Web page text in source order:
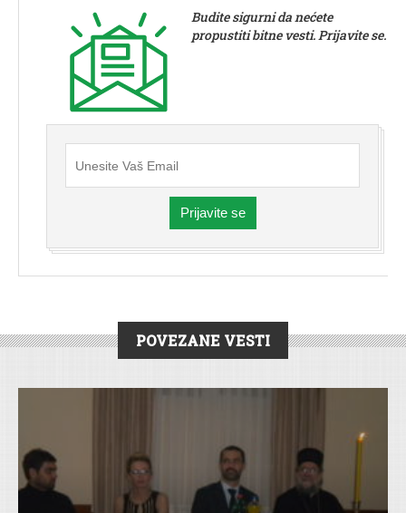
Budite sigurni da nećete
propustiti bitne vesti. Prijavite se.
Prijavite se
POVEZANE VESTI